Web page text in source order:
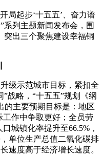
局起步‘十五五’、奋力谱
系列主题新闻发布会，围
突出三个聚焦建设幸福铜
级示范城市目标，紧扣全
战略，“十五五”规划《纲
的主要预期目标是：地区
工作中争取更好；全员劳
城镇化率提升至66.5%，
单位生产总值二氧化碳排
速度高于经济增长速度。